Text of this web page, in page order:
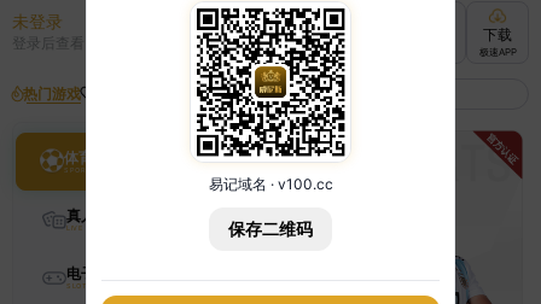
未登录
登录后查看 充值
快速到账
下载
极速APP
热门游戏
体育
真人
电子
易记域名 · v100.cc
保存二维码